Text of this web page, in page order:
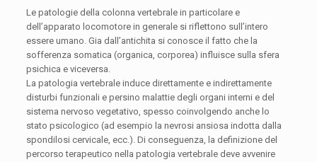
Le patologie della colonna vertebrale in particolare e
dell’apparato locomotore in generale si riflettono sull’intero
essere umano. Gia dall’antichita si conosce il fatto che la
sofferenza somatica (organica, corporea) influisce sulla sfera
psichica e viceversa.
La patologia vertebrale induce direttamente e indirettamente
disturbi funzionali e persino malattie degli organi interni e del
sistema nervoso vegetativo, spesso coinvolgendo anche lo
stato psicologico (ad esempio la nevrosi ansiosa indotta dalla
spondilosi cervicale, ecc.). Di conseguenza, la definizione del
percorso terapeutico nella patologia vertebrale deve avvenire